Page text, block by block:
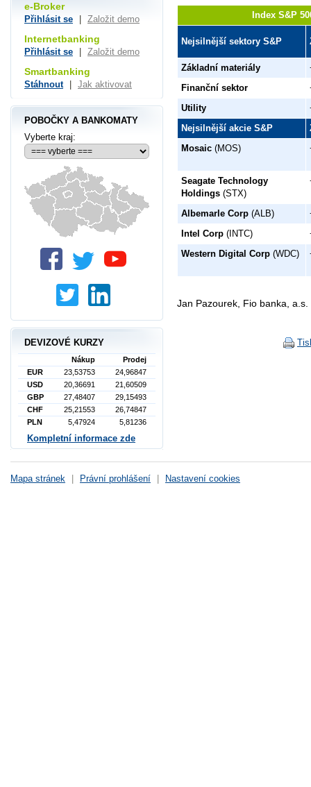
Index S&P
Nejsilnější sektory S&P
Základní materiály
Finanční sektor
Utility
Nejsilnější akcie S&P
Mosaic (MOS)
Seagate Technology
Holdings (STX)
Albemarle Corp (ALB)
Intel Corp (INTC)
Western Digital Corp (WDC)
Jan Pazourek, Fio banka, a.s.
e-Broker
Přihlásit se Založit demo
Internetbanking
Přihlásit se Založit demo
Smartbanking
Stáhnout Jak aktivovat
POBOČKY A BANKOMATY
Vyberte kraj:
DEVIZOVÉ KURZY
Nákup
Prodej
EUR
23,53753
24,96847
USD
20,36691
21,60509
GBP
27,48407
29,15493
CHF
25,21553
26,74847
PLN
5,47924 5,81236
Kompletní informace zde
Mapa stránek Právní prohlášení Nastavení cookies